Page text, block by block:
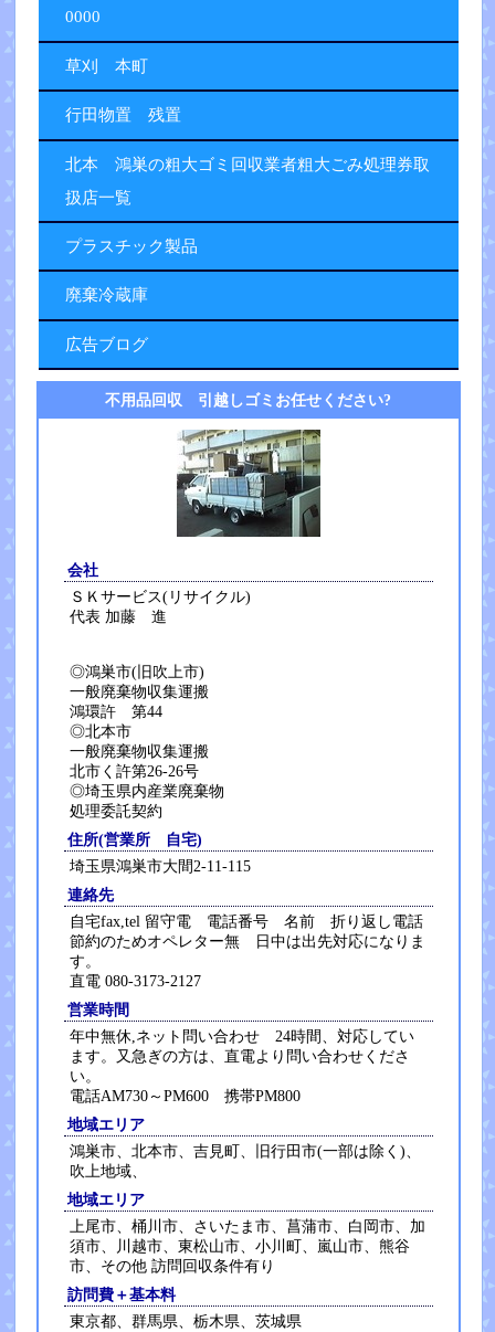
0000
草刈 本町
行田物置 残置
北本 鴻巣の粗大ゴミ回収業者粗大ごみ処理券取
扱店一覧
プラスチック製品
廃棄冷蔵庫
広告ブログ
不用品回収 引越しゴミお任せください?
会社
ＳＫサービス(リサイクル)
代表 加藤 進
◎鴻巣市(旧吹上市)
一般廃棄物収集運搬
鴻環許 第44
◎北本市
一般廃棄物収集運搬
北市く許第26-26号
◎埼玉県内産業廃棄物
処理委託契約
住所(営業所 自宅)
埼玉県鴻巣市大間2-11-115
連絡先
自宅fax,tel 留守電 電話番号 名前 折り返し電話
節約のためオペレター無 日中は出先対応になりま
す。
直電 080-3173-2127
営業時間
年中無休,ネット問い合わせ 24時間、対応してい
ます。又急ぎの方は、直電より問い合わせくださ
い。
電話AM730～PM600 携帯PM800
地域エリア
鴻巣市、北本市、吉見町、旧行田市(一部は除く)、
吹上地域、
地域エリア
上尾市、桶川市、さいたま市、菖蒲市、白岡市、加
須市、川越市、東松山市、小川町、嵐山市、熊谷
市、その他 訪問回収条件有り
訪問費＋基本料
東京都、群馬県、栃木県、茨城県